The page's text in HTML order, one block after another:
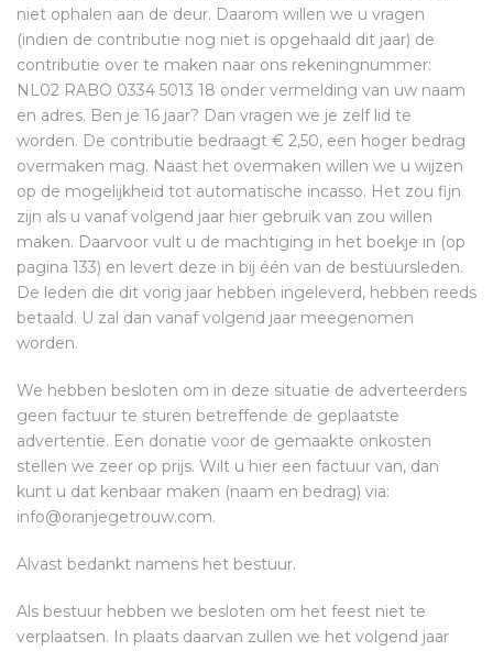
niet ophalen aan de deur. Daarom willen we u vragen
(indien de contributie nog niet is opgehaald dit jaar) de
contributie over te maken naar ons rekeningnummer:
NL02 RABO 0334 5013 18 onder vermelding van uw naam
en adres. Ben je 16 jaar? Dan vragen we je zelf lid te
worden. De contributie bedraagt € 2,50, een hoger bedrag
overmaken mag. Naast het overmaken willen we u wijzen
op de mogelijkheid tot automatische incasso. Het zou fijn
zijn als u vanaf volgend jaar hier gebruik van zou willen
maken. Daarvoor vult u de machtiging in het boekje in (op
pagina 133) en levert deze in bij één van de bestuursleden.
De leden die dit vorig jaar hebben ingeleverd, hebben reeds
betaald. U zal dan vanaf volgend jaar meegenomen
worden.
We hebben besloten om in deze situatie de adverteerders
geen factuur te sturen betreffende de geplaatste
advertentie. Een donatie voor de gemaakte onkosten
stellen we zeer op prijs. Wilt u hier een factuur van, dan
kunt u dat kenbaar maken (naam en bedrag) via:
info@oranjegetrouw.com.
Alvast bedankt namens het bestuur.
Als bestuur hebben we besloten om het feest niet te
verplaatsen. In plaats daarvan zullen we het volgend jaar